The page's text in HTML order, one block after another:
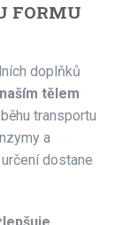
FORMU
doplňků
tělem
transportu
a
dostane